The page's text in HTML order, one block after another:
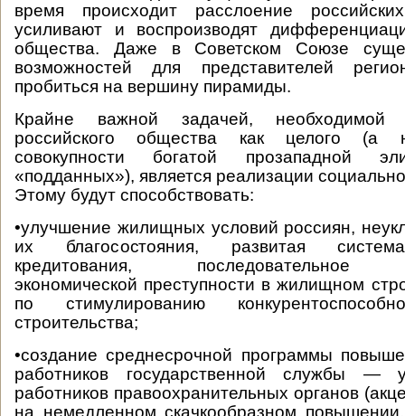
время происходит расслоение
усиливают и воспроизводят
общества. Даже в Советском Союзе
возможностей для представителей
пробиться на вершину пирамиды.
Крайне важной задачей, необходимой
российского общества как целого (а
совокупности богатой прозападной
«подданных»), является реализации
Этому будут способствовать:
•улучшение жилищных условий россиян,
их благосостояния, развитая
кредитования, последовательное
экономической преступности в жилищном
по стимулированию
строительства;
•создание среднесрочной программы
работников государственной службы —
работников правоохранительных органов
на немедленном скачкообразном